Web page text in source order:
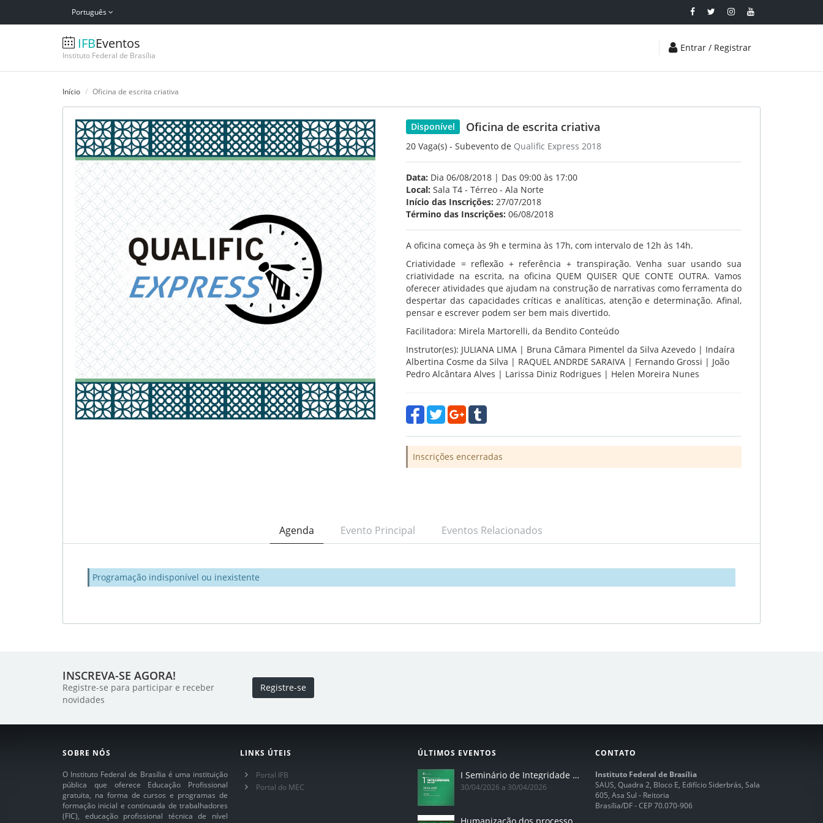
Português
IFBEventos
Instituto Federal de Brasília
Entrar / Registrar
Início Oficina de escrita criativa
Disponível Oficina de escrita criativa
20 Vaga(s) - Subevento de Qualific Express 2018
Data: Dia 06/08/2018 | Das 09:00 às 17:00
Local: Sala T4 - Térreo - Ala Norte
Início das Inscrições: 27/07/2018
Término das Inscrições: 06/08/2018
A oficina começa às 9h e termina às 17h, com intervalo de 12h às 14h.
Criatividade = reflexão + referência + transpiração. Venha suar usando sua
criatividade na escrita, na oficina QUEM QUISER QUE CONTE OUTRA. Vamos
oferecer atividades que ajudam na construção de narrativas como ferramenta do
despertar das capacidades críticas e analíticas, atençãoe determinação. Afinal,
pensar e escrever podem ser bem mais divertido.
Facilitadora: Mirela Martorelli, da Bendito Conteúdo
Instrutor(es): JULIANA LIMA | Bruna Câmara Pimentel da Silva Azevedo | Indaíra
Albertina Cosme da Silva | RAQUEL ANDRDE SARAIVA | Fernando Grossi | João
Pedro Alcântara Alves | Larissa Diniz Rodrigues | Helen Moreira Nunes
Inscrições encerradas
Agenda Evento Principal Eventos Relacionados
Programação indisponível ou inexistente
INSCREVA-SE AGORA!
Registre-se para participar e receber
novidades
Registre-se
SOBRE NÓS
O Instituto Federal de Brasília é uma instituição
pública que oferece Educação Profissional
gratuita, na forma de cursos e programas de
formação inicial e continuada de trabalhadores
(FIC), educação profissional técnica de nível
LINKS ÚTEIS
Portal IFB
Portal do MEC
ÚLTIMOS EVENTOS
I Seminário de Integridade do IFB
30/04/2026 a 30/04/2026
CONTATO
Instituto Federal de Brasília
SAUS, Quadra 2, Bloco E, Edifício Siderbrás, Sala
605, Asa Sul - Reitoria
Brasília/DF - CEP 70.070-906